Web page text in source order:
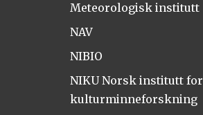
Meteorologisk institutt
NAV
NIBIO
NIKU Norsk institutt for
kulturminneforskning